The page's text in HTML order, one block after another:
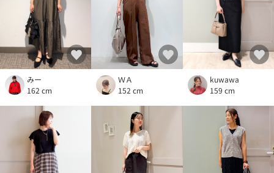
みー
162 cm
ＷＡ
152 cm
kuwawa
159 cm